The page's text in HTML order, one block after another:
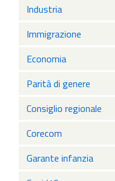
Industria
Immigrazione
Economia
Parità di genere
Consiglio regionale
Corecom
Garante infanzia